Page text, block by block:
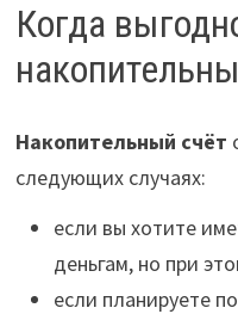
Когда
Накопительный счёт
следующих случаях:
если вы хотите
деньгам, но при
если планируете